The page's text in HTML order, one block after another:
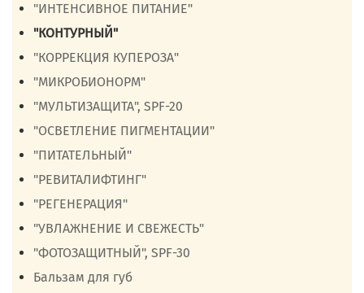
"ИНТЕНСИВНОЕ ПИТАНИЕ"
"КОНТУРНЫЙ"
"КОРРЕКЦИЯ КУПЕРОЗА"
"МИКРОБИОНОРМ"
"МУЛЬТИЗАЩИТА", SPF-20
"ОСВЕТЛЕНИЕ ПИГМЕНТАЦИИ"
"ПИТАТЕЛЬНЫЙ"
"РЕВИТАЛИФТИНГ"
"РЕГЕНЕРАЦИЯ"
"УВЛАЖНЕНИЕ И СВЕЖЕСТЬ"
"ФОТОЗАЩИТНЫЙ", SPF-30
Бальзам для губ